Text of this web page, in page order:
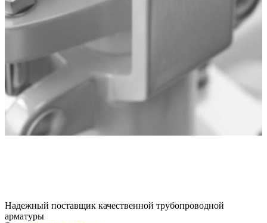
Надежный поставщик качественной трубопроводной
арматуры